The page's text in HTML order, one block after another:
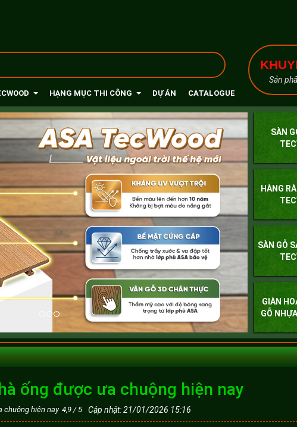
HẠNG MỤC THI CÔNG DỰ ÁN CATALOGUE
Sản
SÀN
HÀNG
SÀN GỖ
GIÀN
GỖ
ống được ưa chuộng hiện nay
chuộng hiện nay 4,9 /5 Cập nhật: 21/01/2026 15:16